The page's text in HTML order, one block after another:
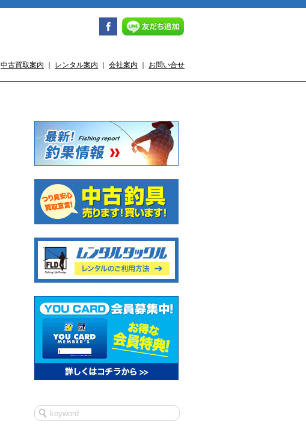
中古買取案内 レンタル案内 会社案内 お問い合せ